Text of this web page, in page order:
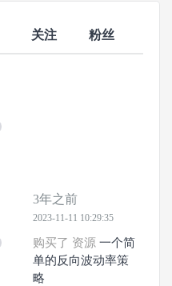
关注 粉丝
3年之前
2023-11-11 10:29:35
购买了 资源 一个简
单的反向波动率策
略